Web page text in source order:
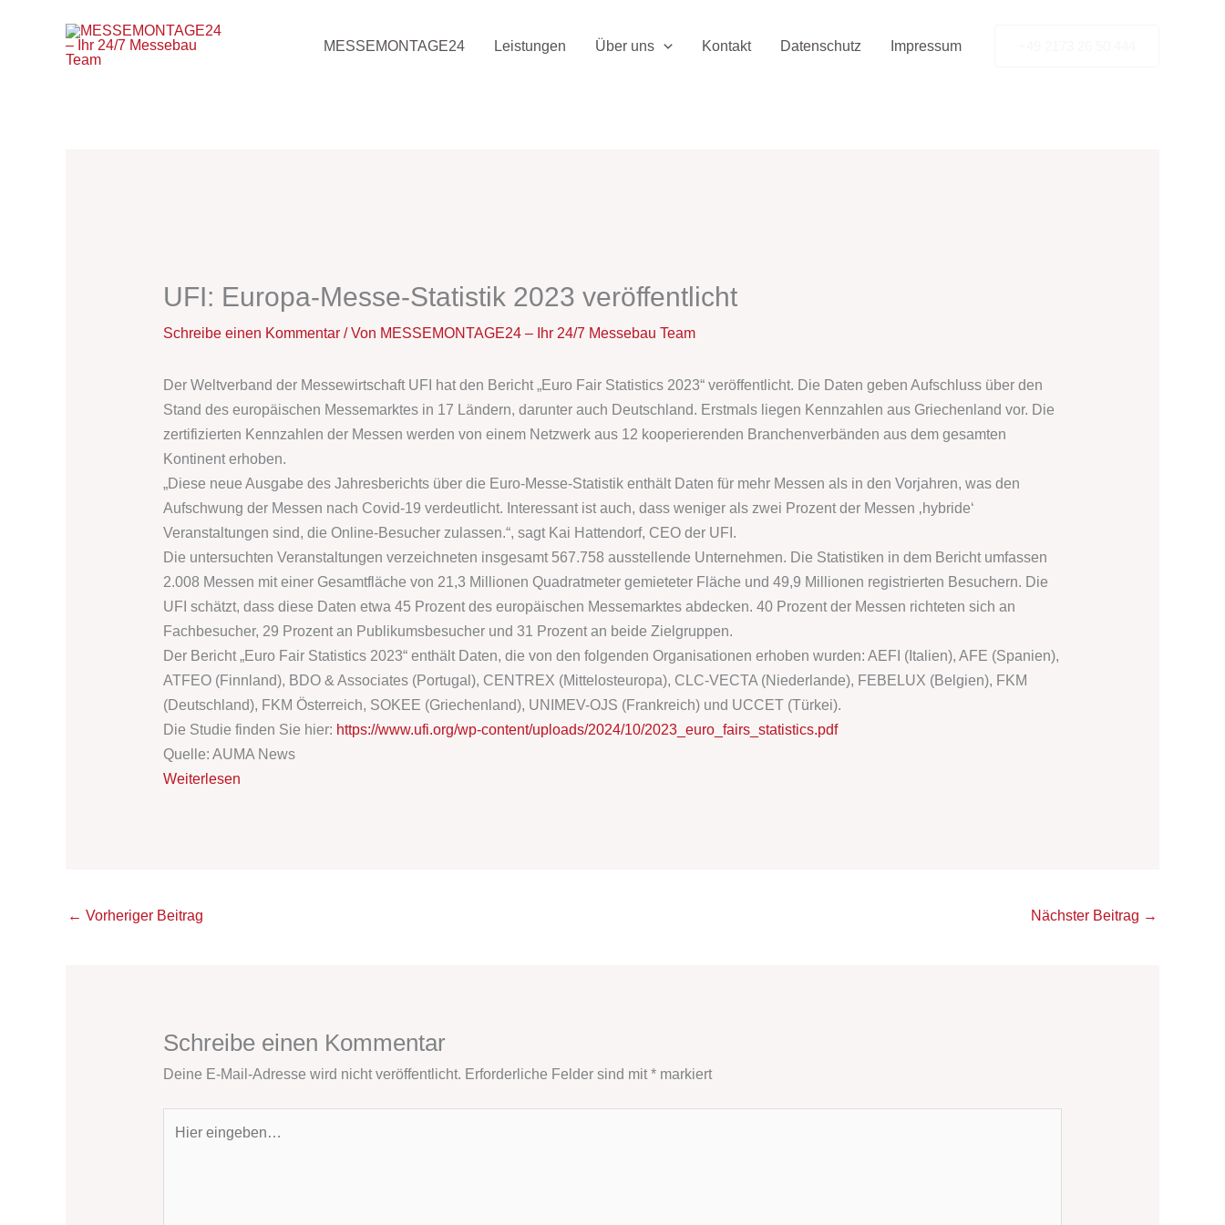
MESSEMONTAGE24 Leistungen Über uns Kontakt Datenschutz Impressum
UFI: Europa-Messe-Statistik 2023 veröffentlicht
Schreibe einen Kommentar / Von MESSEMONTAGE24 – Ihr 24/7 Messebau Team
Der Weltverband der Messewirtschaft UFI hat den Bericht „Euro Fair Statistics 2023“ veröffentlicht. Die Daten geben Aufschluss über den
Stand des europäischen Messemarktes in 17 Ländern, darunter auch Deutschland. Erstmals liegen Kennzahlen aus Griechenland vor. Die
zertifizierten Kennzahlen der Messen werden von einem Netzwerk aus 12 kooperierenden Branchenverbänden aus dem gesamten
Kontinent erhoben.
„Diese neue Ausgabe des Jahresberichts über die Euro-Messe-Statistik enthält Daten für mehr Messen als in den Vorjahren, was den
Aufschwung der Messen nach Covid-19 verdeutlicht. Interessant ist auch, dass weniger als zwei Prozent der Messen ‚hybride‘
Veranstaltungen sind, die Online-Besucher zulassen.“, sagt Kai Hattendorf, CEO der UFI.
Die untersuchten Veranstaltungen verzeichneten insgesamt 567.758 ausstellende Unternehmen. Die Statistiken in dem Bericht umfassen
2.008 Messen mit einer Gesamtfläche von 21,3 Millionen Quadratmeter gemieteter Fläche und 49,9 Millionen registrierten Besuchern. Die
UFI schätzt, dass diese Daten etwa 45 Prozent des europäischen Messemarktes abdecken. 40 Prozent der Messen richteten sich an
Fachbesucher, 29 Prozent an Publikumsbesucher und 31 Prozent an beide Zielgruppen.
Der Bericht „Euro Fair Statistics 2023“ enthält Daten, die von den folgenden Organisationen erhoben wurden: AEFI (Italien), AFE (Spanien),
ATFEO (Finnland), BDO & Associates (Portugal), CENTREX (Mittelosteuropa), CLC-VECTA (Niederlande), FEBELUX (Belgien), FKM
(Deutschland), FKM Österreich, SOKEE (Griechenland), UNIMEV-OJS (Frankreich) und UCCET (Türkei).
Die Studie finden Sie hier: https://www.ufi.org/wp-content/uploads/2024/10/2023_euro_fairs_statistics.pdf
Quelle: AUMA News
Weiterlesen
← Vorheriger Beitrag Nächster Beitrag →
Schreibe einen Kommentar
Deine E-Mail-Adresse wird nicht veröffentlicht. Erforderliche Felder sind mit *markiert
eingeben…